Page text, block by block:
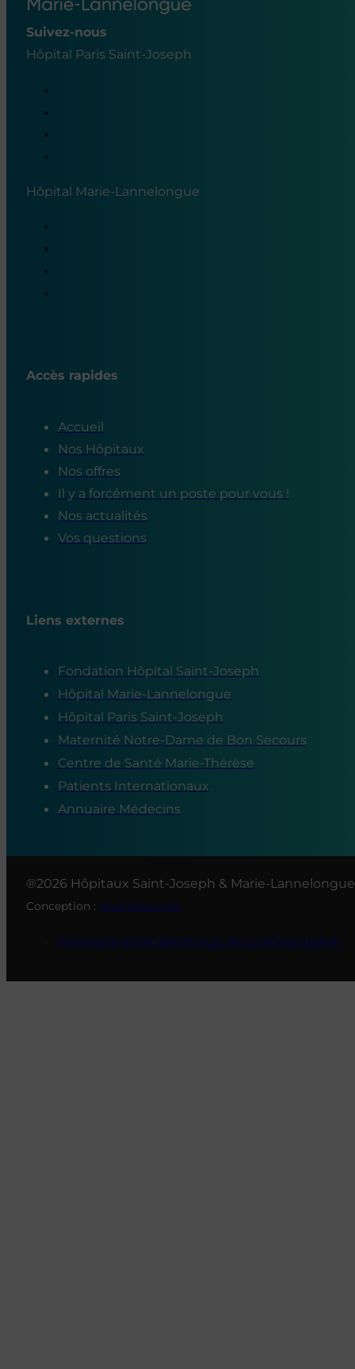
Suivez-nous
Hôpital Paris Saint-Joseph
Hôpital Marie-Lannelongue
Accès rapides
Accueil
Nos Hôpitaux
Nos offres
Il y a forcément un poste pour vous !
Nos actualités
Vos questions
Liens externes
Fondation Hôpital Saint-Joseph
Hôpital Marie-Lannelongue
Hôpital Paris Saint-Joseph
Maternité Notre-Dame de Bon Secours
Centre de Santé Marie-Thérèse
Patients Internationaux
Annuaire Médecins
®2026 Hôpitaux Saint-Joseph & Marie-Lannelongue
Conception : givememore.fr
Mentions légalesPolitique de confidentialité